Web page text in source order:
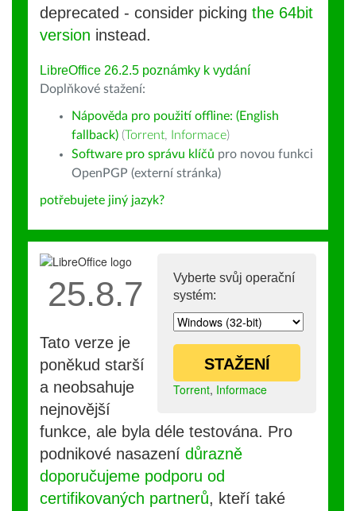
deprecated - consider picking the 64bit
version instead.
LibreOffice 26.2.5 poznámky k vydání
Doplňkové stažení:
Nápověda pro použití offline: (English
fallback) (Torrent, Informace)
Software pro správu klíčů pro novou funkci
OpenPGP (externí stránka)
potřebujete jiný jazyk?
Vyberte svůj operační
systém:
STAŽENÍ
Torrent, Informace
25.8.7
Tato verze je
poněkud starší
a neobsahuje
nejnovější
funkce, ale byla déle testována. Pro
podnikové nasazení důrazně
doporučujeme podporu od
certifikovaných partnerů, kteří také